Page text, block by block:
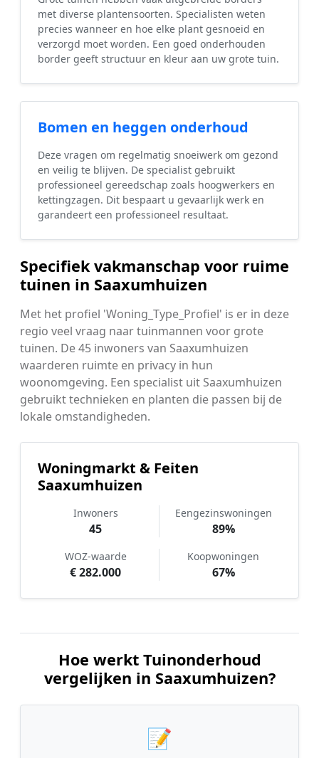
met diverse plantensoorten. Specialisten weten
precies wanneer en hoe elke plant gesnoeid en
verzorgd moet worden. Een goed onderhouden
border geeft structuur en kleur aan uw grote tuin.
Bomen en heggen onderhoud
Deze vragen om regelmatig snoeiwerk om gezond
en veilig te blijven. De specialist gebruikt
professioneel gereedschap zoals hoogwerkers en
kettingzagen. Dit bespaart u gevaarlijk werk en
garandeert een professioneel resultaat.
Specifiek vakmanschap voor ruime
tuinen in Saaxumhuizen
Met het profiel 'Woning_Type_Profiel' is er in deze
regio veel vraag naar tuinmannen voor grote
tuinen. De 45 inwoners van Saaxumhuizen
waarderen ruimte en privacy in hun
woonomgeving. Een specialist uit Saaxumhuizen
gebruikt technieken en planten die passen bij de
lokale omstandigheden.
Woningmarkt & Feiten
Saaxumhuizen
Inwoners
45
Eengezinswoningen
89%
WOZ-waarde
€ 282.000
Koopwoningen
67%
Hoe werkt Tuinonderhoud
vergelijken in Saaxumhuizen?
📝